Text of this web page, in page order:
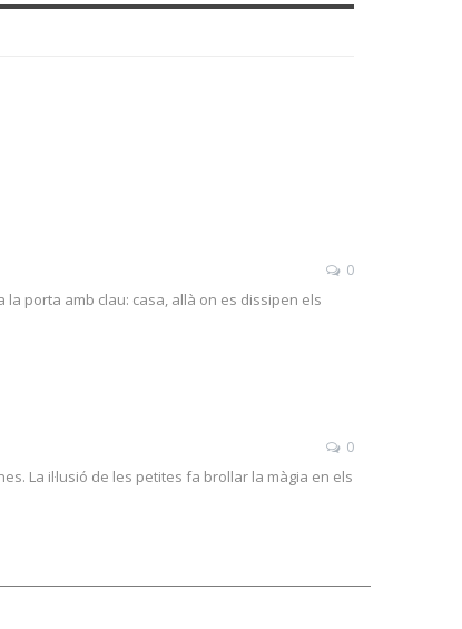
0
la porta amb clau: casa, allà on es dissipen els
0
La il·lusió de les petites fa brollar la màgia en els